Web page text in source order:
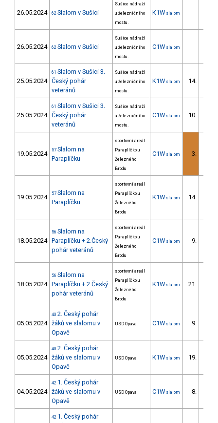
26.05.2024 62 Slalom v Sušici
Sušice nádraží
u železničního
mostu.
K1W slalom
26.05.2024 62 Slalom v Sušici
Sušice nádraží
u železničního
mostu.
C1W slalom
25.05.2024
61 Slalom v Sušici 3.
Český pohár
veteránů
Sušice nádraží
u železničního
mostu.
K1W slalom 14.
25.05.2024
61 Slalom v Sušici 3.
Český pohár
veteránů
Sušice nádraží
u železničního
mostu.
C1W slalom 10.
19.05.2024 57 Slalom na
Paraplíčku
sportovní areál
Paraplíčko u
Železného
Brodu
C1W slalom 3.
19.05.2024 57 Slalom na
Paraplíčku
sportovní areál
Paraplíčko u
Železného
Brodu
K1W slalom 14.
18.05.2024
56 Slalom na
Paraplíčku + 2.Český
pohár veteránů
sportovní areál
Paraplíčko u
Železného
Brodu
C1W slalom 9.
18.05.2024
56 Slalom na
Paraplíčku + 2.Český
pohár veteránů
sportovní areál
Paraplíčko u
Železného
Brodu
K1W slalom 21.
05.05.2024
43 2. Český pohár
žáků ve slalomu v
Opavě
USD Opava C1W slalom 9.
05.05.2024
43 2. Český pohár
žáků ve slalomu v
Opavě
USD Opava K1W slalom 19.
04.05.2024
42 1. Český pohár
žáků ve slalomu v
Opavě
USD Opava C1W slalom 8.
42 1. Český pohár